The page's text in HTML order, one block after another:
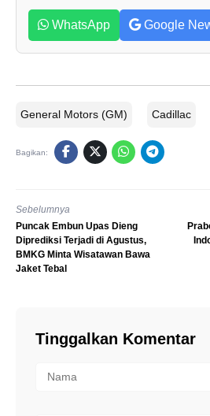
WhatsApp Google
General Motors (GM) Cadillac
Bagikan:
Sebelumnya
Puncak Embun Upas Dieng
Diprediksi Terjadi di Agustus,
BMKG Minta Wisatawan Bawa
Jaket Tebal
Tinggalkan Komentar